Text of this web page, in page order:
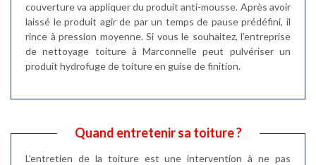
couverture va appliquer du produit anti-mousse. Après avoir
laissé le produit agir de par un temps de pause prédéfini, il
rince à pression moyenne. Si vous le souhaitez, l’entreprise
de nettoyage toiture à Marconnelle peut pulvériser un
produit hydrofuge de toiture en guise de finition.
Quand entretenir sa toiture ?
L’entretien de la toiture est une intervention à ne pas